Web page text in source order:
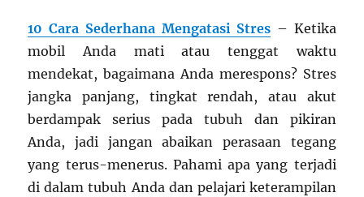
10 Cara Sederhana Mengatasi Stres – Ketika
mobil Anda mati atau tenggat waktu
mendekat, bagaimana Anda merespons? Stres
jangka panjang, tingkat rendah, atau akut
berdampak serius pada tubuh dan pikiran
Anda, jadi jangan abaikan perasaan tegang
yang terus-menerus. Pahami apa yang terjadi
di dalam tubuh Anda dan pelajari keterampilan